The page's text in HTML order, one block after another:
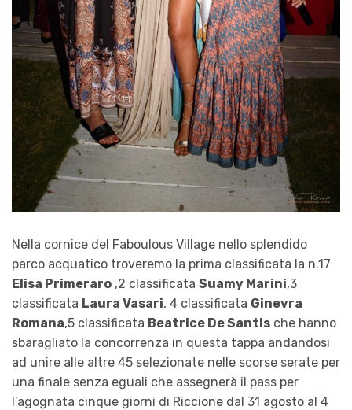
Nella cornice del Faboulous Village nello splendido
parco acquatico troveremo la prima classificata la n.17
Elisa Primeraro ,2 classificata Suamy Marini,3
classificata Laura Vasari, 4 classificata Ginevra
Romana,5 classificata Beatrice De Santis che hanno
sbaragliato la concorrenza in questa tappa andandosi
ad unire alle altre 45 selezionate nelle scorse serate per
una finale senza eguali che assegnerà il pass per
l’agognata cinque giorni di Riccione dal 31 agosto al 4